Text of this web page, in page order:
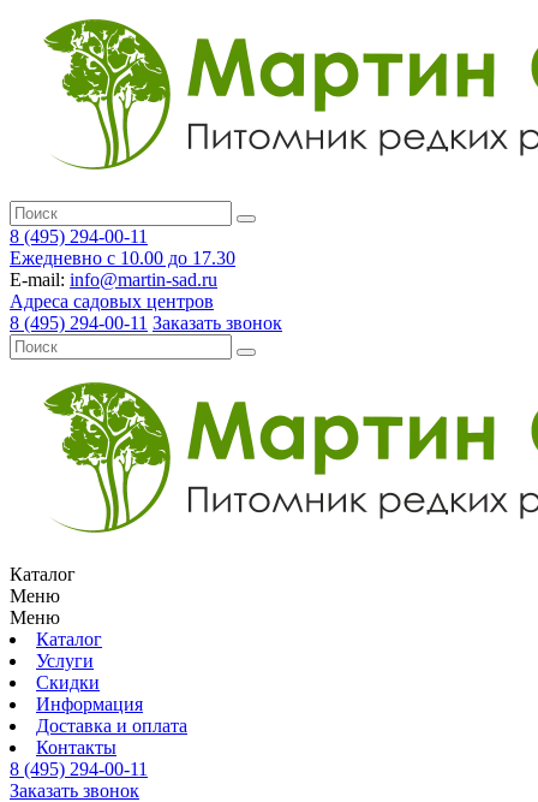
8 (495) 294-00-11
Ежедневно с 10.00 до 17.30
E-mail: info@martin-sad.ru
Адреса садовых центров
8 (495) 294-00-11 Заказать звонок
Каталог
Меню
Меню
Каталог
Услуги
Скидки
Информация
Доставка и оплата
Контакты
8 (495) 294-00-11
Заказать звонок